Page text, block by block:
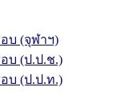
บ (จุฬาฯ)
บ (ป.ป.ช.)
บ (ป.ป.ท.)